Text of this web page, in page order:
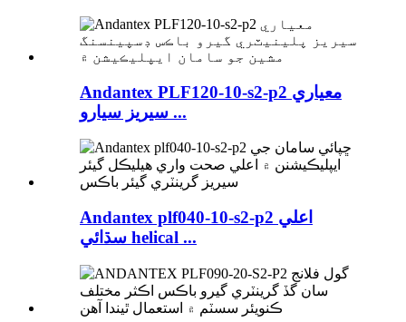
Andantex PLF120-10-s2-p2 معياري
سيريز سيارو ...
Andantex plf040-10-s2-p2 اعلي
سڌائي helical ...